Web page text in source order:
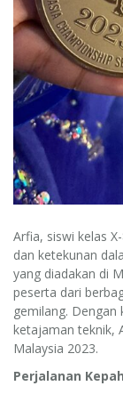
Arfia, siswi kelas
dan ketekunan
yang diadakan di
peserta dari
gemilang. Dengan
ketajaman teknik,
Malaysia 2023.
Perjalanan